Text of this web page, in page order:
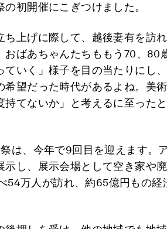
初開催にこぎつけました。
上げに際して、越後妻有を訪れ
おばあちゃんたちももう70、80
いく」様子を目の当たりにし
望だった時代があるよね。美
てないか」と考えるに至った
は、今年で9回目を迎えます。
し、展示会場として空き家や
54万人が訪れ、約65億円もの経